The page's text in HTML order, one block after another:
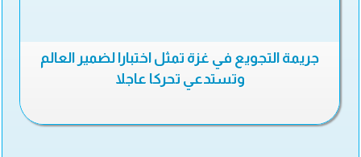
جريمة التجويع في غزة تمثل اختبارا لضمير العالم
وتستدعي تحركا عاجلا